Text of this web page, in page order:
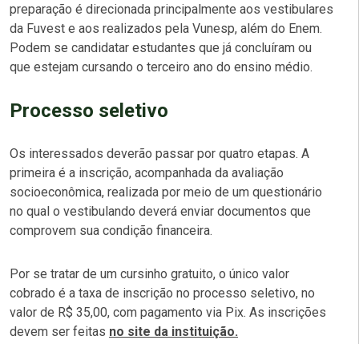
preparação é direcionada principalmente aos vestibulares
da Fuvest e aos realizados pela Vunesp, além do Enem.
Podem se candidatar estudantes que já concluíram ou
que estejam cursando o terceiro ano do ensino médio.
Processo seletivo
Os interessados deverão passar por quatro etapas. A
primeira é a inscrição, acompanhada da avaliação
socioeconômica, realizada por meio de um questionário
no qual o vestibulando deverá enviar documentos que
comprovem sua condição financeira.
Por se tratar de um cursinho gratuito, o único valor
cobrado é a taxa de inscrição no processo seletivo, no
valor de R$ 35,00, com pagamento via Pix. As inscrições
devem ser feitas no site da instituição.